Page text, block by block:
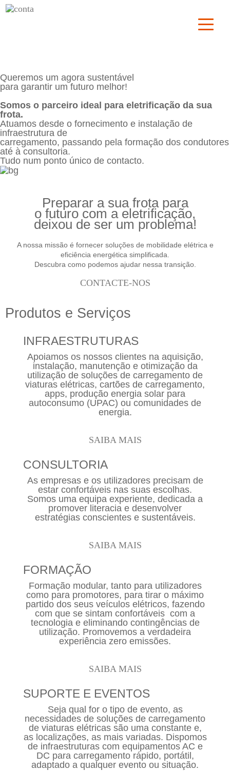
Queremos um agora sustentável
para garantir um futuro melhor!
Somos o parceiro ideal para eletrificação da sua
frota.
Atuamos desde o fornecimento e instalação de
infraestrutura de
carregamento, passando pela formação dos condutores
até à consultoria.
Tudo num ponto único de contacto.
Preparar a sua frota para
o futuro com a eletrificação,
deixou de ser um problema!
A nossa missão é fornecer soluções de mobilidade elétrica e
eficiência energética simplificada.
Descubra como podemos ajudar nessa transição.
CONTACTE-NOS
Produtos e Serviços
INFRAESTRUTURAS
Apoiamos os nossos clientes na aquisição,
instalação, manutenção e otimização da
utilização de soluções de carregamento de
viaturas elétricas, cartões de carregamento,
apps, produção energia solar para
autoconsumo (UPAC) ou comunidades de
energia.
SAIBA MAIS
CONSULTORIA
As empresas e os utilizadores precisam de
estar confortáveis nas suas escolhas.
Somos uma equipa experiente, dedicada a
promover literacia e desenvolver
estratégias conscientes e sustentáveis.
SAIBA MAIS
FORMAÇÃO
Formação modular, tanto para utilizadores
como para promotores, para tirar o máximo
partido dos seus veículos elétricos, fazendo
com que se sintam confortáveis com a
tecnologia e eliminando contingências de
utilização. Promovemos a verdadeira
experiência zero emissões.
SAIBA MAIS
SUPORTE E EVENTOS
Seja qual for o tipo de evento, as
necessidades de soluções de carregamento
de viaturas elétricas são uma constante e,
as localizações, as mais variadas. Dispomos
de infraestruturas com equipamentos AC e
DC para carregamento rápido, portátil,
adaptado a qualquer evento ou situação.